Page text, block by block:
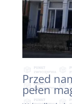
Przed
pełen